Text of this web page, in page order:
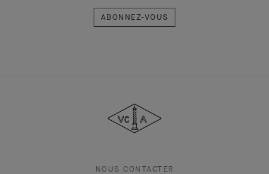
vous
&
Arpels
NOUS CONTACTER